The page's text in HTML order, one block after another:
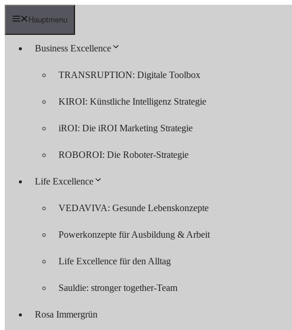
Zum
Inhalt Hauptmenu
Business Excellence
TRANSRUPTION: Digitale Toolbox
KIROI: Künstliche Intelligenz Strategie
iROI: Die iROI Marketing Strategie
ROBOROI: Die Roboter-Strategie
Life Excellence
VEDAVIVA: Gesunde Lebenskonzepte
Powerkonzepte für Ausbildung & Arbeit
Life Excellence für den Alltag
Sauldie: stronger together-Team
Rosa Immergrün